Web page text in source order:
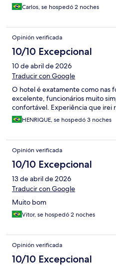
Carlos, se hospedó 2 noches
Opinión verificada
10/10 Excepcional
10 de abril de 2026
Traducir con Google
O hotel é exatamente como nas
excelente, funcionários muito
confortável. Experiência que irei
HENRIQUE, se hospedó 3 noches
Opinión verificada
10/10 Excepcional
13 de abril de 2026
Traducir con Google
Muito bom
Vitor, se hospedó 2 noches
Opinión verificada
10/10 Excepcional